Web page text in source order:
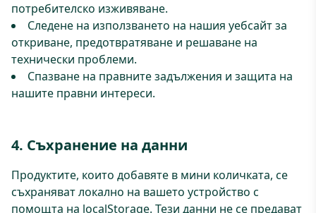
потребителско изживяване.
Следене на използването на нашия уебсайт за
откриване, предотвратяване и решаване на
технически проблеми.
Спазване на правните задължения и защита на
нашите правни интереси.
4. Съхранение на данни
Продуктите, които добавяте в мини количката, се
съхраняват локално на вашето устройство с
помощта на localStorage. Тези данни не се предават